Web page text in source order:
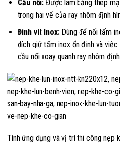
Cầu nối:Được làm bằng thép
trong hai vế của ray nhôm định
Đinh vít Inox:Dùng để nối tấm
đích giữ tấm inox ổn định và
cầu nối xoay quanh ray nhôm
Tính ứng dụng và vị trí thi công nẹp